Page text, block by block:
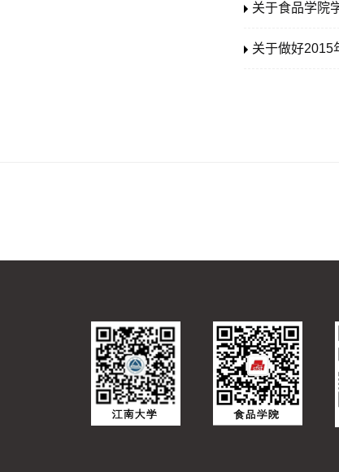
关于食品学院
关于做好2015